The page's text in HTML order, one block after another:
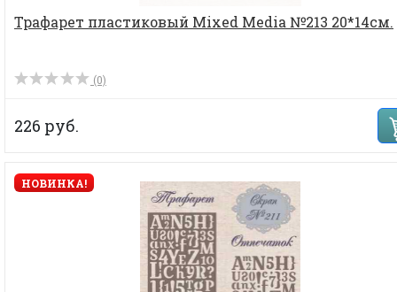
Трафарет пластиковый Mixed Media №213 20*14см.
(0)
226 руб.
НОВИНКА!